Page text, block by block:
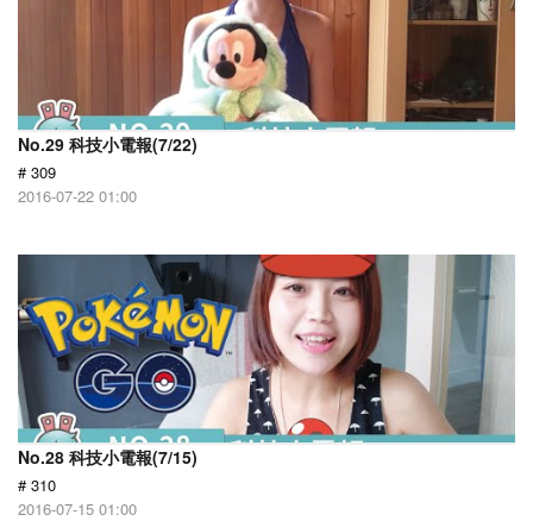
No.29 科技小電報(7/22)
# 309
2016-07-22 01:00
No.28 科技小電報(7/15)
# 310
2016-07-15 01:00